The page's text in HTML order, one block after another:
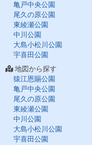
亀戸中央公園
尾久の原公園
東綾瀬公園
中川公園
大島小松川公園
宇喜田公園
地図から探す
猿江恩賜公園
亀戸中央公園
尾久の原公園
東綾瀬公園
中川公園
大島小松川公園
宇喜田公園